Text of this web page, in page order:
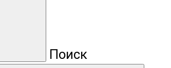
Поиск